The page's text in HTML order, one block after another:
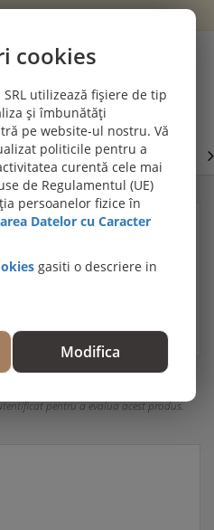
Cont
parchet
R410
SPC SI LVT: Viziteaza
LVT
Bona R410
pentru a evalua acest produs.
cookies
utilizează fișiere de tip
și îmbunătăți
pe website-ul nostru. Vă
politicile pentru a
curentă cele mai
de Regulamentul (UE)
persoanelor fizice în
Datelor cu Caracter
gasiti o descriere in
Modifica